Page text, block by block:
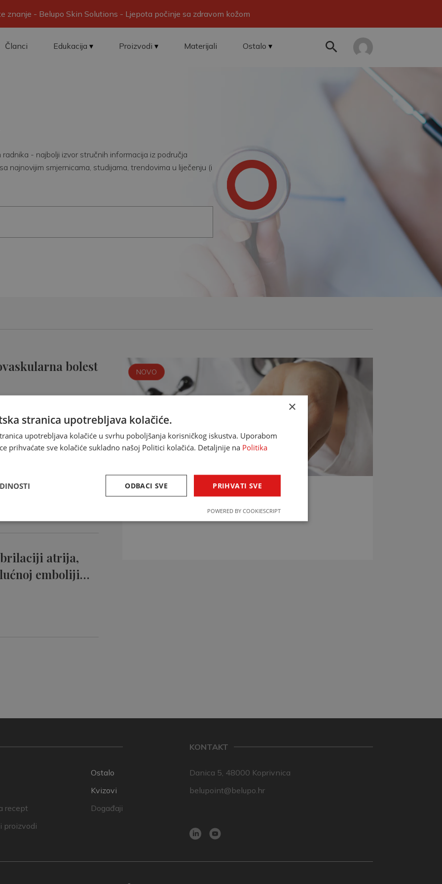
znanje - Belupo Skin Solutions - Ljepota počinje sa zdravom kožom
Članci Edukacija Proizvodi Materijali Ostalo
- najbolji izvor stručnih informacija iz područja
najnovijim smjernicama, studijama, trendovima u liječenju (i
bolest
atrija,
emboliji…
NOVO
INTERAKCIJE LIJEKOVA
Provjerite interakcije lijekova u svega par klikova!
recept
proizvodi
Ostalo
Kvizovi
Događaji
KONTAKT
Danica 5, 48000 Koprivnica
belupoint@belupo.hr
×
stranica upotrebljava kolačiće.
upotrebljava kolačiće u svrhu poboljšanja korisničkog iskustva. Uporabom
prihvaćate sve kolačiće sukladno našoj Politici kolačića. Detaljnije na Politika
PRIHVATI SVE
ODBACI SVE
POWERED BY COOKIESCRIPT